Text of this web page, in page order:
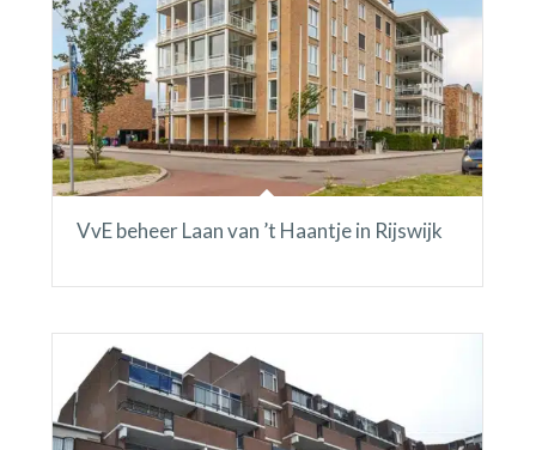
VvE beheer Laan van ’t Haantje in Rijswijk